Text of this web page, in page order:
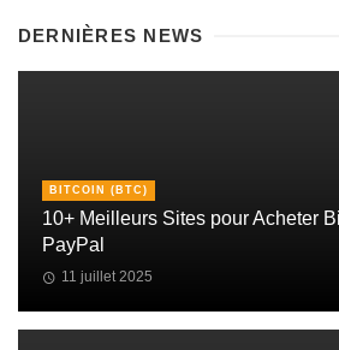
DERNIÈRES NEWS
BITCOIN (BTC)
10+ Meilleurs Sites pour Acheter
PayPal
11 juillet 2025